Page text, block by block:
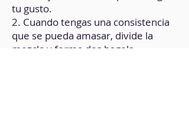
tu gusto.
2. Cuando tengas una consistencia
que se pueda amasar, divide la
mezcla y forma dos bagels.